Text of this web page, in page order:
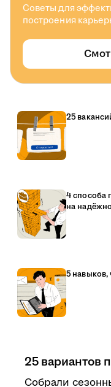
Советы для
построения
25
4 способа
на
5 навыков,
25 вариантов
Собрали